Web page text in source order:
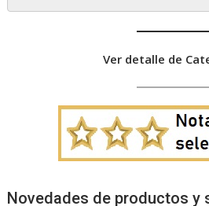
Ver detalle de
Novedades de productos y